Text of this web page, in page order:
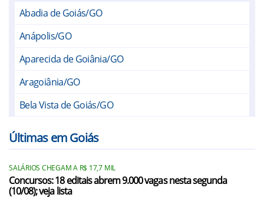
Abadia de Goiás/GO
Anápolis/GO
Aparecida de Goiânia/GO
Aragoiânia/GO
Bela Vista de Goiás/GO
Caldazinha/GO
Caturaí/GO
Últimas em Goiás
SALÁRIOS CHEGAM A R$ 17,7 MIL
Concursos: 18 editais abrem 9.000 vagas nesta segunda
(10/08); veja lista